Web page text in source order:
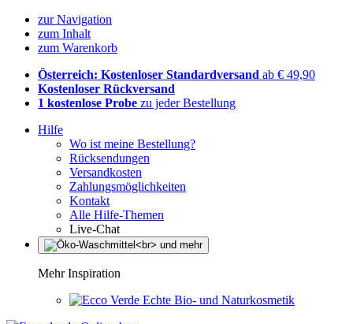
zur Navigation
zum Inhalt
zum Warenkorb
Österreich: Kostenloser Standardversand ab € 49,90
Kostenloser Rückversand
1 kostenlose Probe zu jeder Bestellung
Hilfe
Wo ist meine Bestellung?
Rücksendungen
Versandkosten
Zahlungsmöglichkeiten
Kontakt
Alle Hilfe-Themen
Live-Chat
Mehr Inspiration
Echte Bio- und Naturkosmetik